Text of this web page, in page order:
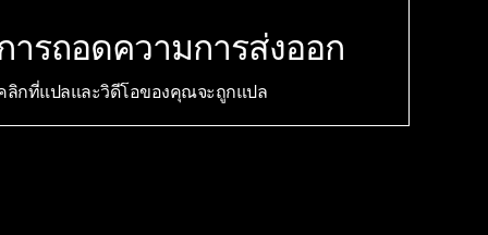
ารถอดความการส่งออก
ลิกที่แปลและวิดีโอของคุณจะถูกแปล